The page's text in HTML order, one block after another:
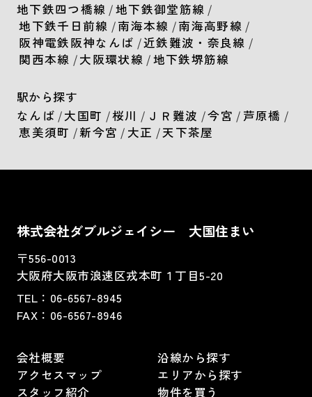
地下鉄四つ橋線 /地下鉄御堂筋線 /
地下鉄千日前線 /南海本線 /南海高野線 /
阪神電鉄阪神なんば /近鉄難波・奈良線 /
関西本線 /大阪環状線 /地下鉄堺筋線
駅から探す
なんば /大国町 /桜川 / ＪＲ難波 /今宮 / 芦原橋 /
恵美須町 /新今宮 / 大正 /天下茶屋
株式会社ダブルジェイシー 大国住まい
〒556-0013
大阪府大阪市浪速区戎本町１丁目5-20
TEL： 06-6567-8945
FAX：06-6567-8946
会社概要
アクセスマップ
スタッフ紹介
沿線から探す
エリアから探す
物件を買う